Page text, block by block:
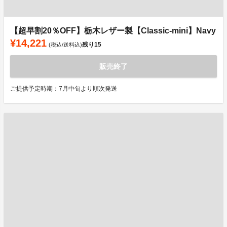
【超早割20％OFF】栃木レザー製【Classic-mini】Navy
¥14,221 (税込/送料込)残り15
販売終了
ご提供予定時期：7月中旬より順次発送